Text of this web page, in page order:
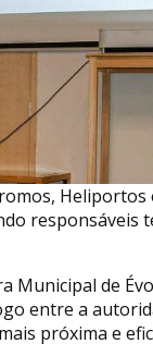
Municipal de
entre a
próxima e